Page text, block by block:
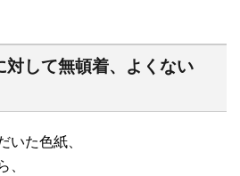
対して無頓着、よくない
いた色紙、
、